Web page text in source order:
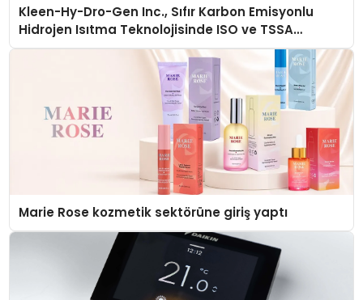
Kleen-Hy-Dro-Gen Inc., Sıfır Karbon Emisyonlu
Hidrojen Isıtma Teknolojisinde ISO ve TSSA
Düzenleyici Onaylarını Aldı
Marie Rose kozmetik sektörüne giriş yaptı